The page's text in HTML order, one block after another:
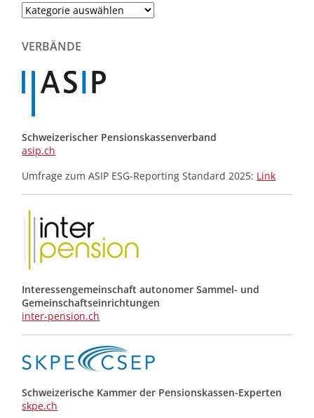
Themenliste
Meldungen
VERBÄNDE
Schweizerischer Pensionskassenverband
asip.ch
Umfrage zum ASIP ESG-Reporting Standard 2025: Link
Interessengemeinschaft autonomer Sammel- und
Gemeinschafts­einrichtungen
inter-pension.ch
Schweizerische Kammer der Pensionskassen-Experten
skpe.ch